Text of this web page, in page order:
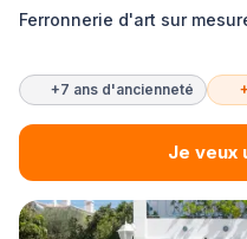
Ferronnerie d'art sur
+7 ans d'ancienneté
Je veux